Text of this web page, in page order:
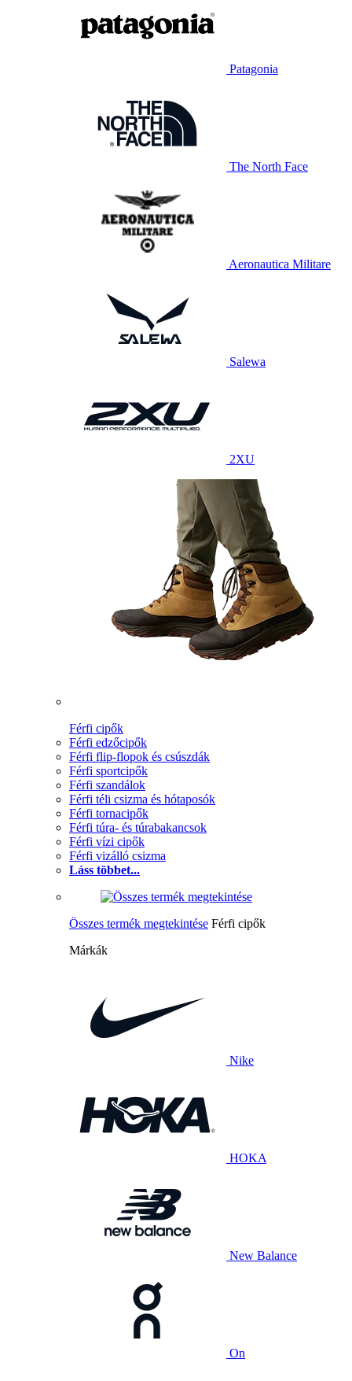
Patagonia
The North Face
Aeronautica Militare
Salewa
2XU
Férfi cipők
Férfi edzőcipők
Férfi flip-flopok és csúszdák
Férfi sportcipők
Férfi szandálok
Férfi téli csizma és hótaposók
Férfi tornacipők
Férfi túra- és túrabakancsok
Férfi vízi cipők
Férfi vizálló csizma
Láss többet...
Összes termék megtekintése Férfi cipők
Márkák
Nike
HOKA
New Balance
On